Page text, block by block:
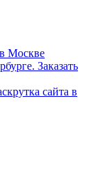
Москве
Заказать
сайта в